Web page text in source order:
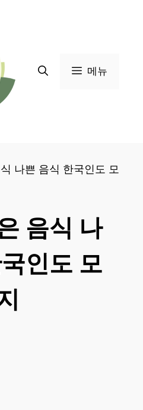
메뉴
나쁜 음식 한국인도 모
음식 나
인도 모